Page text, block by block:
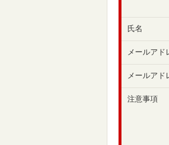
氏名
メールアド
メールアド
注意事項